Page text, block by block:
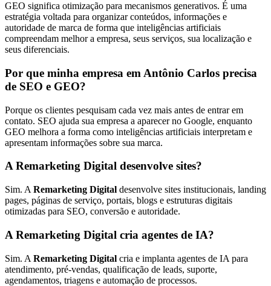
GEO significa otimização para mecanismos generativos. É uma
estratégia voltada para organizar conteúdos, informações e
autoridade de marca de forma que inteligências artificiais
compreendam melhor a empresa, seus serviços, sua localização e
seus diferenciais.
Por que minha empresa em Antônio Carlos precisa
de SEO e GEO?
Porque os clientes pesquisam cada vez mais antes de entrar em
contato. SEO ajuda sua empresa a aparecer no Google, enquanto
GEO melhora a forma como inteligências artificiais interpretam e
apresentam informações sobre sua marca.
A Remarketing Digital desenvolve sites?
Sim. A Remarketing Digital desenvolve sites institucionais, landing
pages, páginas de serviço, portais, blogs e estruturas digitais
otimizadas para SEO, conversão e autoridade.
A Remarketing Digital cria agentes de IA?
Sim. A Remarketing Digital cria e implanta agentes de IA para
atendimento, pré-vendas, qualificação de leads, suporte,
agendamentos, triagens e automação de processos.